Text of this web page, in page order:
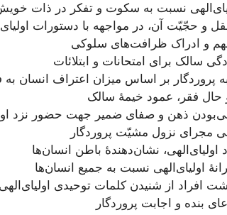
نسبت به سکوت و تفکر در ذات
و حجّیّت آن، در مواجهه با دستورات
و ادراک ظرافت‌های سلوکی
سالک برای امتحانات و ابتلائات
پروردگار بر اساس میزان اعتراف انسان
فقر، عمود خیمۀ سالک
ذهن و صفای ضمیر جهت حضور نزد
مجرای نزول مشیّت پروردگار
اولیای‌الهی، نشان‌دهندۀ باطن انسان‌ها
اولیای‌الهی نسبت به جمیع انسان‌ها
افراد از شنیدن کلمات توحیدی اولیای‌الهی
بنده و اجابت پروردگار